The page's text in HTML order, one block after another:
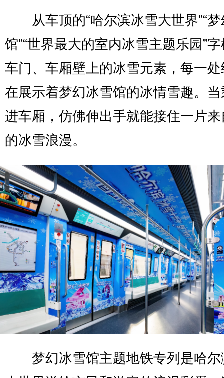
从车顶的“哈尔滨冰雪大世界”“梦
馆”“世界最大的室内冰雪主题乐园”
车门、车厢壁上的冰雪元素，每一
在展示着梦幻冰雪馆的冰情雪趣。
进车厢，仿佛伸出手就能接住一片
的冰雪浪漫。
梦幻冰雪馆主题地铁专列是哈尔